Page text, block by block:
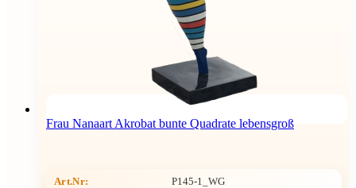
Frau Nanaart Akrobat bunte Quadrate lebensgroß
Art.Nr: P145-1_WG